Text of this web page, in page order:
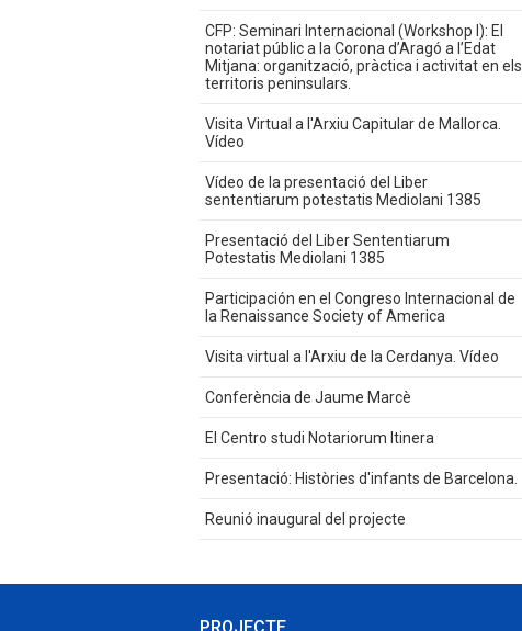
CFP: Seminari Internacional (Workshop I): El
notariat públic a la Corona d’Aragó a l’Edat
Mitjana: organització, pràctica i activitat en els
territoris peninsulars.
Visita Virtual a l'Arxiu Capitular de Mallorca.
Vídeo
Vídeo de la presentació del Liber
sententiarum potestatis Mediolani 1385
Presentació del Liber Sententiarum
Potestatis Mediolani 1385
Participación en el Congreso Internacional de
la Renaissance Society of America
Visita virtual a l'Arxiu de la Cerdanya. Vídeo
Conferència de Jaume Marcè
El Centro studi Notariorum Itinera
Presentació: Històries d'infants de Barcelona.
Reunió inaugural del projecte